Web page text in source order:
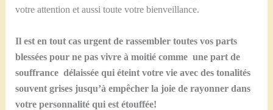
votre attention et aussi toute votre bienveillance.
Il est en tout cas urgent de rassembler toutes vos parts
blessées pour ne pas vivre à moitié comme une part de
souffrance délaissée qui éteint votre vie avec des tonalités
souvent grises jusqu’à empêcher la joie de rayonner dans
votre personnalité qui est étouffée!